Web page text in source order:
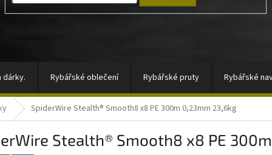
dárky. Rybářské oblečení Rybářské pruty Rybářské
sady signalizátorů Vlasce a šňůry Totální výprodej
Moře AKCE Pomůcky k zakrmování Jigové
SpiderWire Stealth® Smooth8 x8 PE 300m 0,23mm 23,6kg
Stealth® Smooth8 x8 PE